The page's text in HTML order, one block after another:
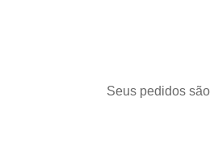
Seus pedidos